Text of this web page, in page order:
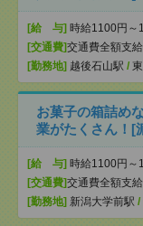
[給 与] 時給1100円
[交通費]交通費全額支給
[勤務地] 越後石山駅 /
お菓子の箱詰め
業がたくさん！[
[給 与] 時給1100円
[交通費]交通費全額支給
[勤務地] 新潟大学前駅 /